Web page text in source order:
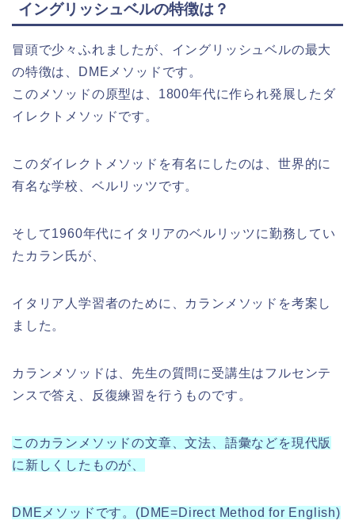
イングリッシュベルの特徴は？
冒頭で少々ふれましたが、イングリッシュベルの最大
の特徴は、DMEメソッドです。
このメソッドの原型は、1800年代に作られ発展したダ
イレクトメソッドです。
このダイレクトメソッドを有名にしたのは、世界的に
有名な学校、ベルリッツです。
そして1960年代にイタリアのベルリッツに勤務してい
たカラン氏が、
イタリア人学習者のために、カランメソッドを考案し
ました。
カランメソッドは、先生の質問に受講生はフルセンテ
ンスで答え、反復練習を行うものです。
このカランメソッドの文章、文法、語彙などを現代版
に新しくしたものが、
DMEメソッドです。(DME=Direct Method for English)